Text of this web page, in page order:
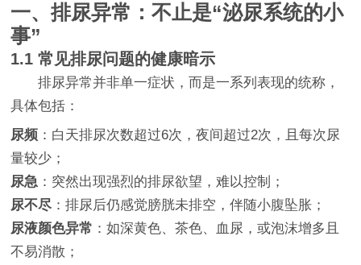
一、排尿异常：不止是“泌尿系统的小
事”
1.1 常见排尿问题的健康暗示
排尿异常并非单一症状，而是一系列表现的统称，
具体包括：
尿频 ：白天排尿次数超过6次，夜间超过2次，且每次尿
量较少；
尿急 ：突然出现强烈的排尿欲望，难以控制；
尿不尽 ：排尿后仍感觉膀胱未排空，伴随小腹坠胀；
尿液颜色异常 ：如深黄色、茶色、血尿，或泡沫增多且
不易消散；